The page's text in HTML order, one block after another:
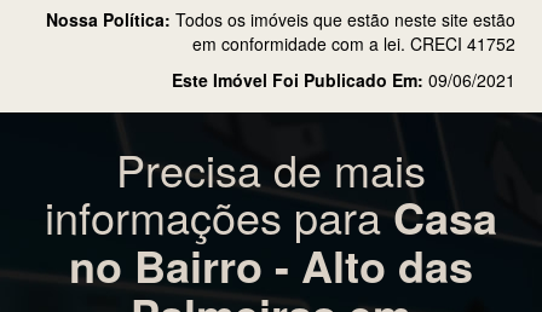
Precisa de mais
informações paraCasa
no Bairro - Alto das
Palmeiras em
Canoinhas - SC?
» Quero Mais Informações «